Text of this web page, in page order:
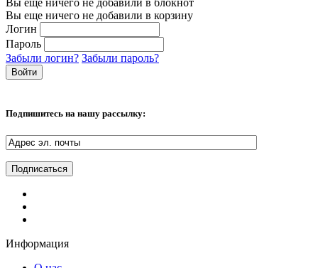
Вы еще ничего не добавили в блокнот
Вы еще ничего не добавили в корзину
Логин
Пароль
Забыли логин? Забыли пароль?
Подпишитесь на нашу рассылку:
Информация